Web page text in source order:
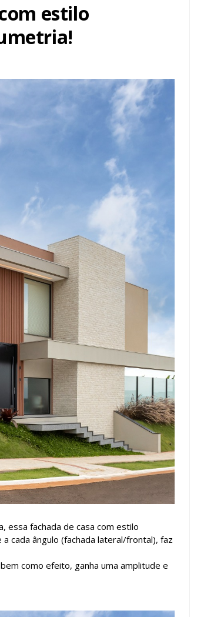
estilo
essa fachada de casa com estilo
cada ângulo (fachada lateral/frontal), faz
como efeito, ganha uma amplitude e